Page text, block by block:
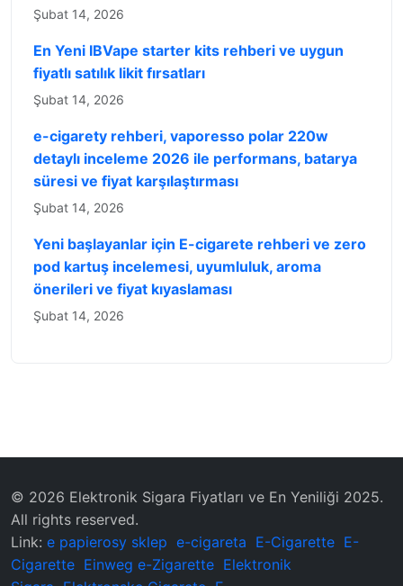
Şubat 14, 2026
En Yeni IBVape starter kits rehberi ve uygun
fiyatlı satılık likit fırsatları
Şubat 14, 2026
e-cigarety rehberi, vaporesso polar 220w
detaylı inceleme 2026 ile performans, batarya
süresi ve fiyat karşılaştırması
Şubat 14, 2026
Yeni başlayanlar için E-cigarete rehberi ve zero
pod kartuş incelemesi, uyumluluk, aroma
önerileri ve fiyat kıyaslaması
Şubat 14, 2026
© 2026 Elektronik Sigara Fiyatları ve En Yeniliği 2025.
All rights reserved.
Link: e papierosy sklep e-cigareta E-Cigarette E-
Cigarette Einweg e-Zigarette Elektronik